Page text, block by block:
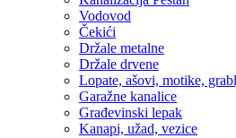
Vodovod
Čekići
Držale metalne
Držale drvene
Lopate, ašovi, motike,
Garažne kanalice
Građevinski lepak
Kanapi, užad, vezice